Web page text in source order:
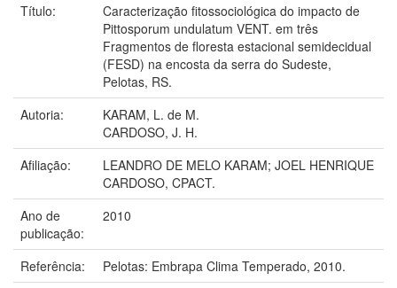
Título:
Caracterização fitossociológica do impacto de
Pittosporum undulatum VENT. em três
Fragmentos de floresta estacional semidecidual
(FESD) na encosta da serra do Sudeste,
Pelotas, RS.
Autoria:
KARAM, L. de M.
CARDOSO, J. H.
Afiliação:
LEANDRO DE MELO KARAM; JOEL HENRIQUE
CARDOSO, CPACT.
Ano de
publicação:
2010
Referência:
Pelotas: Embrapa Clima Temperado, 2010.